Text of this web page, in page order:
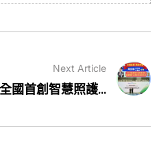
Next Article
全國首創智慧照護...